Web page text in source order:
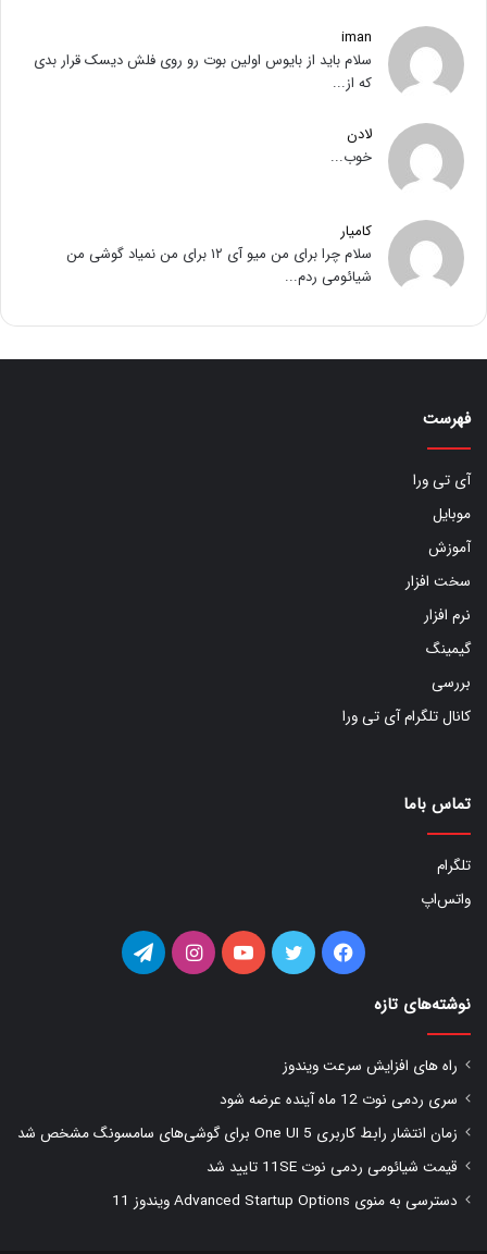
iman
سلام باید از بایوس اولین بوت رو روی فلش دیسک قرار بدی
که از...
لادن
خوب...
کامیار
سلام چرا برای من میو آی ۱۲ برای من نمیاد گوشی من
شیائومی ردم...
فهرست
آی تی ورا
موبایل
آموزش
سخت افزار
نرم افزار
گیمینگ
بررسی
کانال تلگرام آی تی ورا
تماس باما
تلگرام
واتس‌اپ
فیس توییتر یوتیوب اینستاگرامتلگرام
نوشته‌های تازه
راه های افزایش سرعت ویندوز
سری ردمی نوت 12 ماه آینده عرضه شود
زمان انتشار رابط کاربری One UI 5 برای گوشی‌های سامسونگ مشخص شد
قیمت شیائومی ردمی نوت 11SE تایید شد
دسترسی به منوی Advanced Startup Options ویندوز 11